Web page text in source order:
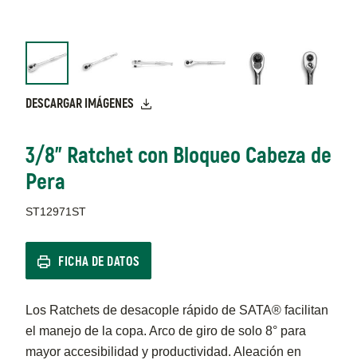
DESCARGAR IMÁGENES
3/8" Ratchet con Bloqueo Cabeza de
Pera
ST12971ST
FICHA DE DATOS
Los Ratchets de desacople rápido de SATA® facilitan
el manejo de la copa. Arco de giro de solo 8° para
mayor accesibilidad y productividad. Aleación en